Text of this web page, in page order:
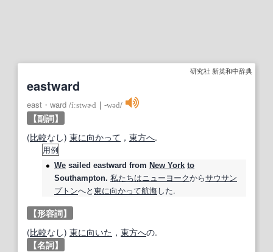
研究社 新英和中辞典
eastward
east・ward /íːstwɚd ‐wəd/
【副詞】
(比較なし) 東に向かって ， 東方へ.
用例
We sailed eastward from New York to
Southampton. 私たちはニューヨークからサウサン
プトンへと東に向かって航海した.
【形容詞】
(比較なし) 東に向いた ， 東方への.
【名詞】